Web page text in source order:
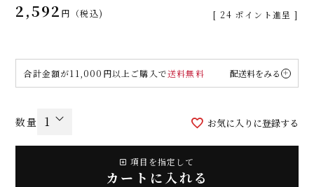
2,592 税込 [ 24 ポイント進呈 ]
合計金額が11,000円以上ご購入で送料無料 配送料をみる
お気に入りに登録する
項目を指定して
カートに入れる